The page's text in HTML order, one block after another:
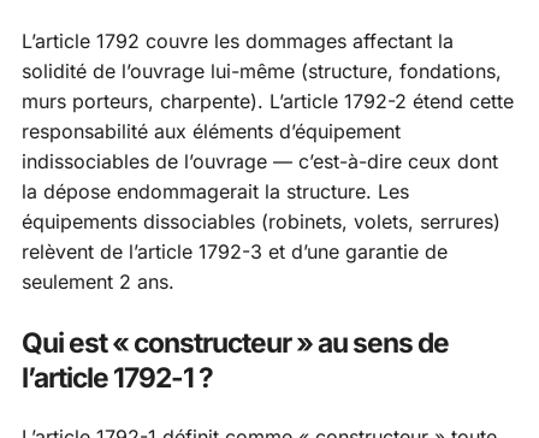
L’article 1792 couvre les dommages affectant la
solidité de l’ouvrage lui-même (structure, fondations,
murs porteurs, charpente). L’article 1792-2 étend cette
responsabilité aux éléments d’équipement
indissociables de l’ouvrage — c’est-à-dire ceux dont
la dépose endommagerait la structure. Les
équipements dissociables (robinets, volets, serrures)
relèvent de l’article 1792-3 et d’une garantie de
seulement 2 ans.
Qui est « constructeur » au sens de
l’article 1792-1 ?